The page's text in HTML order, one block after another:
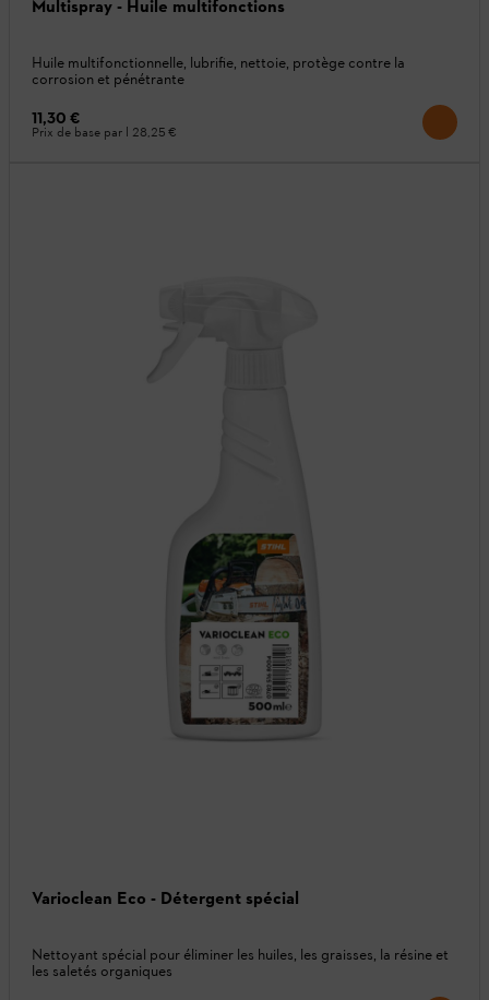
Multispray - Huile multifonctions
Huile multifonctionnelle, lubrifie, nettoie, protège contre la
corrosion et pénétrante
11,30 €
Prix de base par l 28,25 €
Varioclean Eco - Détergent spécial
Nettoyant spécial pour éliminer les huiles, les graisses, la résine et
les saletés organiques